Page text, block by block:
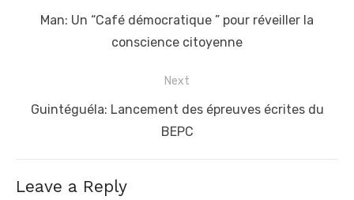
navigation
Previous
Man: Un “Café démocratique ” pour réveiller la
conscience citoyenne
Next
Next
Guintéguéla: Lancement des épreuves écrites du
BEPC
Leave a Reply